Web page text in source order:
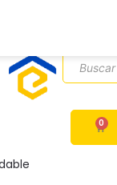
a 5pm
Búsqueda
productos
0
CART